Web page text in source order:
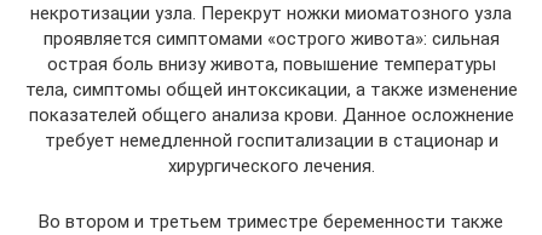
некротизации узла. Перекрут ножки миоматозного узла
проявляется симптомами «острого живота»: сильная
острая боль внизу живота, повышение температуры
тела, симптомы общей интоксикации, а также изменение
показателей общего анализа крови. Данное осложнение
требует немедленной госпитализации в стационар и
хирургического лечения.
Во втором и третьем триместре беременности также